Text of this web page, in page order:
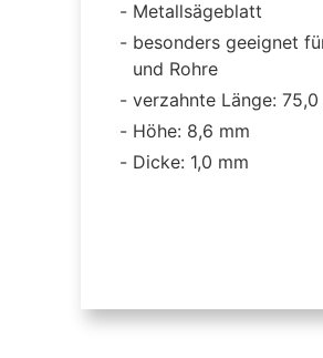
Metallsägeblatt
besonders geeignet
und Rohre
verzahnte Länge: 75,0
Höhe: 8,6 mm
Dicke: 1,0 mm